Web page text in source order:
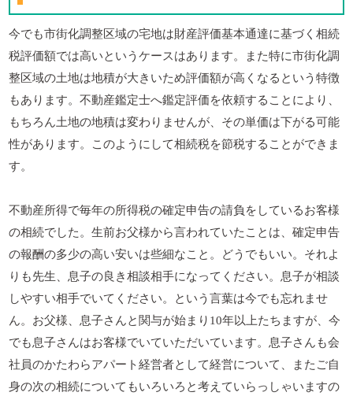
今でも市街化調整区域の宅地は財産評価基本通達に基づく相続
税評価額では高いというケースはあります。また特に市街化調
整区域の土地は地積が大きいため評価額が高くなるという特徴
もあります。不動産鑑定士へ鑑定評価を依頼することにより、
もちろん土地の地積は変わりませんが、その単価は下がる可能
性があります。このようにして相続税を節税することができま
す。
不動産所得で毎年の所得税の確定申告の請負をしているお客様
の相続でした。生前お父様から言われていたことは、確定申告
の報酬の多少の高い安いは些細なこと。どうでもいい。それよ
りも先生、息子の良き相談相手になってください。息子が相談
しやすい相手でいてください。という言葉は今でも忘れませ
ん。お父様、息子さんと関与が始まり10年以上たちますが、今
でも息子さんはお客様でいていただいています。息子さんも会
社員のかたわらアパート経営者として経営について、またご自
身の次の相続についてもいろいろと考えていらっしゃいますの